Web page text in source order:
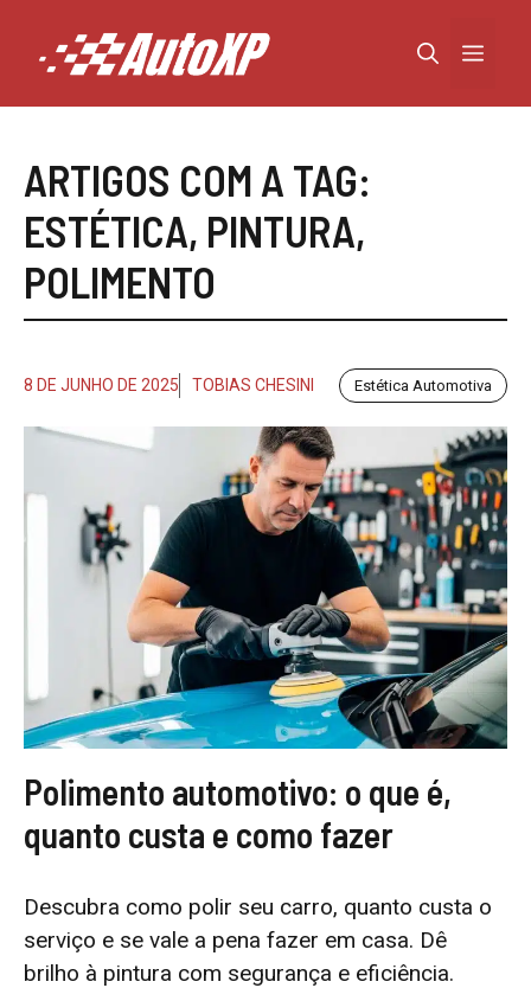
conteúdo
Menu
ARTIGOS COM A TAG:
ESTÉTICA, PINTURA,
POLIMENTO
8 DE JUNHO DE 2025 TOBIAS CHESINI Estética Automotiva
Polimento automotivo: o que é,
quanto custa e como fazer
Descubra como polir seu carro, quanto custa o
serviço e se vale a pena fazer em casa. Dê
brilho à pintura com segurança e eficiência.